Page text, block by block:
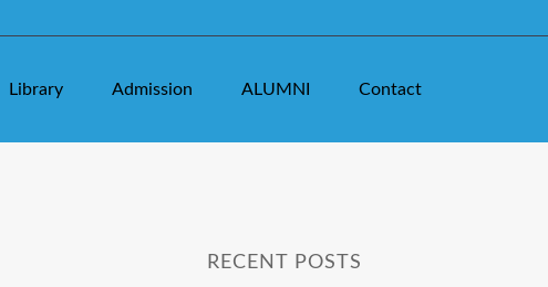
Library Admission ALUMNI Contact
RECENT POSTS